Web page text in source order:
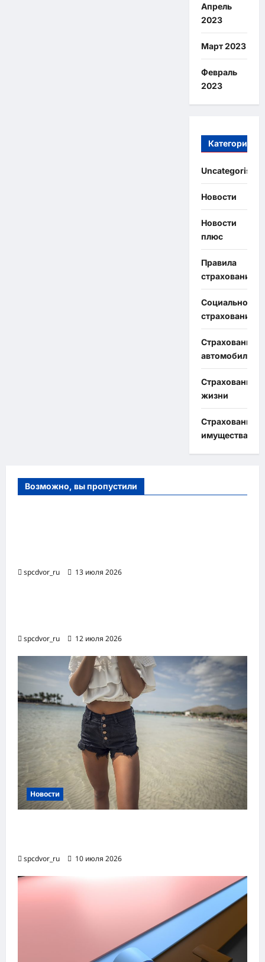
Апрель
2023
Март 2023
Февраль
2023
Категории
Uncategorised
Новости
Новости
плюс
Правила
страхования
Социальное
страхование
Страхование
автомобиля
Страхование
жизни
Страхование
имущества
Возможно, вы пропустили
spcdvor_ru 13 июля 2026
spcdvor_ru 12 июля 2026
Новости
spcdvor_ru 10 июля 2026